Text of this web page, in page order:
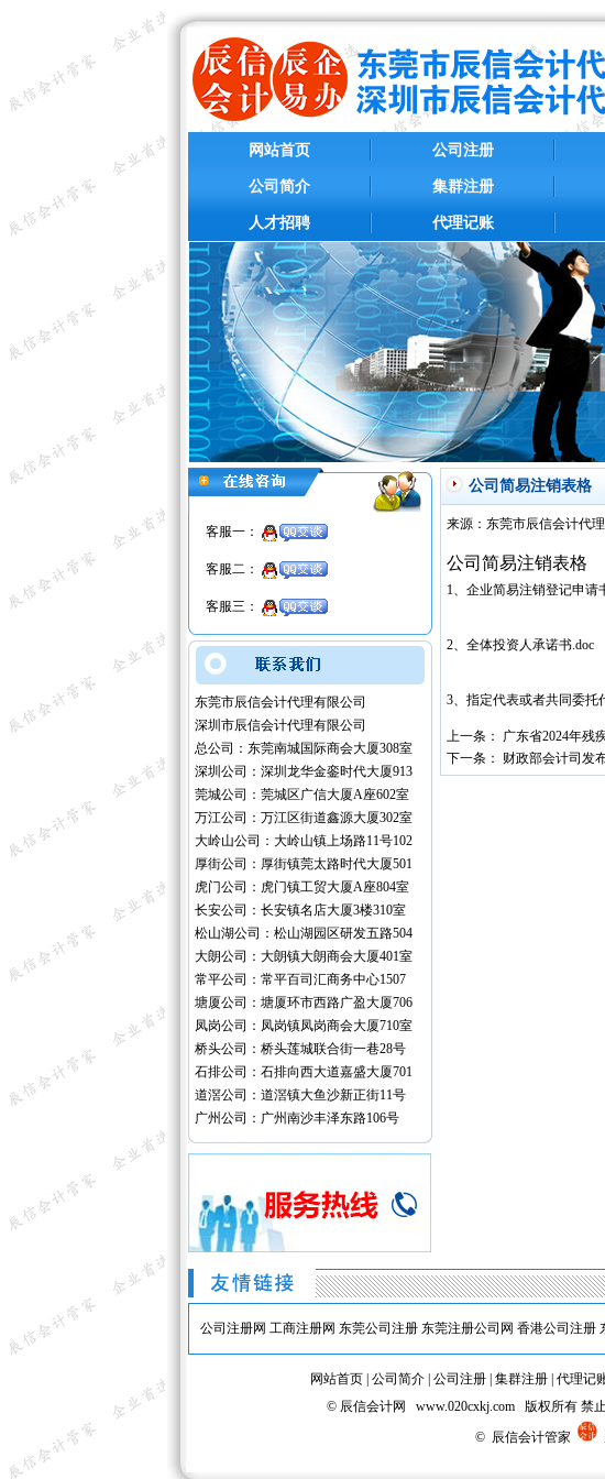
网站首页
公司简介
人才招聘
公司注册
集群注册
代理记账
客服一：
客服二：
客服三：
东莞市辰信会计代理有限公司
深圳市辰信会计代理有限公司
总公司：东莞南城国际商会大厦308室
深圳公司：深圳龙华金銮时代大厦913
莞城公司：莞城区广信大厦A座602室
万江公司：万江区街道鑫源大厦302室
大岭山公司：大岭山镇上场路11号102
厚街公司：厚街镇莞太路时代大厦501
虎门公司：虎门镇工贸大厦A座804室
长安公司：长安镇名店大厦3楼310室
松山湖公司：松山湖园区研发五路504
大朗公司：大朗镇大朗商会大厦401室
常平公司：常平百司汇商务中心1507
塘厦公司：塘厦环市西路广盈大厦706
凤岗公司：凤岗镇凤岗商会大厦710室
桥头公司：桥头莲城联合街一巷28号
石排公司：石排向西大道嘉盛大厦701
道滘公司：道滘镇大鱼沙新正街11号
广州公司：广州南沙丰泽东路106号
公司简易注销表格
来源：东莞市辰信会计代
公司简易注销表格
1、企业简易注销登记申请
2、全体投资人承诺书.doc
3、指定代表或者共同委托
上一条：
广东省2024年残
下一条：
财政部会计司发
公司注册网 工商注册网 东莞公司注册 东莞注册公司网 香港公司注册
网站首页 公司简介 公司注册 集群注册 代理记
© 辰信会计网 www.020cxkj.com 版权所有 禁
© 辰信会计管家